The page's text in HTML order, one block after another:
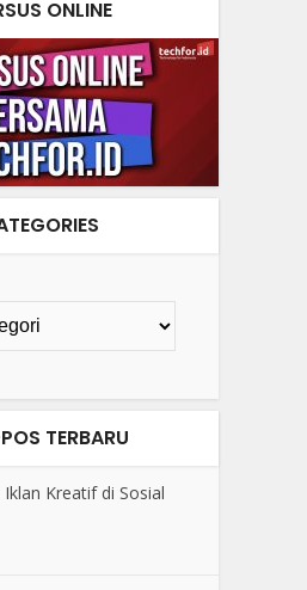
ONLINE
TERBARU
Kreatif di Sosial